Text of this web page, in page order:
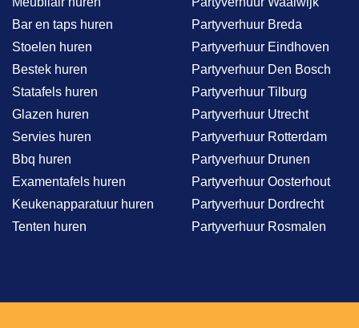
Bar en taps huren
Stoelen huren
Bestek huren
Statafels huren
Glazen huren
Servies huren
Bbq huren
Examentafels huren
Keukenapparatuur huren
Tenten huren
Partyverhuur Breda
Partyverhuur Eindhoven
Partyverhuur Den Bosch
Partyverhuur Tilburg
Partyverhuur Utrecht
Partyverhuur Rotterdam
Partyverhuur Drunen
Partyverhuur Oosterhout
Partyverhuur Dordrecht
Partyverhuur Rosmalen